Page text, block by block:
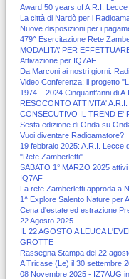
Award 50 years of A.R.I.
La città di Nardò per i
Nuove disposizioni per i
479^ Esercitazione Rete
MODALITA’ PER
Attivazione per IQ7AF
Da Marconi ai nostri giorni.
Video Conferenza: il progetto
1974 – 2024 Cinquant’anni di
RESOCONTO ATTIVITA'
CONSECUTIVO IL TREND E'
Sesta edizione di Onda su
Vuoi diventare Radioamatore?
19 febbraio 2025: A.R.I. Lecce
"Rete Zamberletti".
SABATO 1° MARZO 2025
IQ7AF
La rete Zamberletti approda a
1^ Explore Salento Nature per
Cena d'estate ed estrazione
22 Agosto 2025
IL 22 AGOSTO A LEUCA
GROTTE
Rassegna Stampa del 22
A Tricase (Le) il 30 settembre
08 Novembre 2025 - IZ7AUG